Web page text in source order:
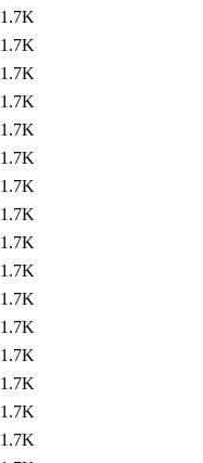
1.7K
1.7K
1.7K
1.7K
1.7K
1.7K
1.7K
1.7K
1.7K
1.7K
1.7K
1.7K
1.7K
1.7K
1.7K
1.7K